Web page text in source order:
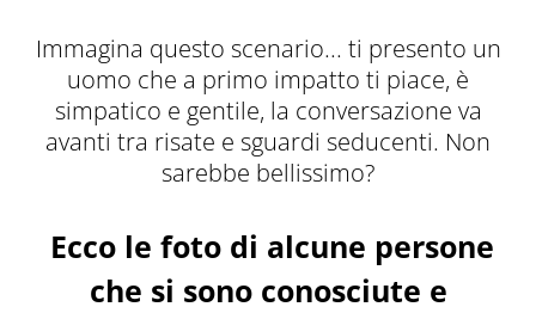
Immagina questo scenario... ti presento un
uomo che a primo impatto ti piace, è
simpatico e gentile, la conversazione va
avanti tra risate e sguardi seducenti. Non
sarebbe bellissimo?
Ecco le foto di alcune persone
che si sono conosciute e